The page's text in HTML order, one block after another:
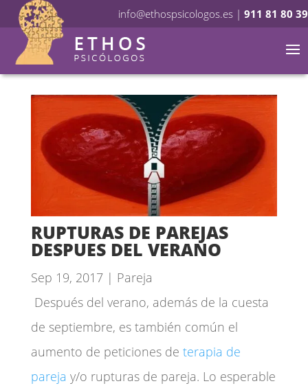
info@ethospsicologos.es | 911 81 80 39
RUPTURAS DE PAREJAS
DESPUES DEL VERANO
Sep 19, 2017| Pareja
Después del verano, además de la cuesta
de septiembre, es también común el
aumento de peticiones de terapia de
pareja y/o rupturas de pareja. Lo esperable